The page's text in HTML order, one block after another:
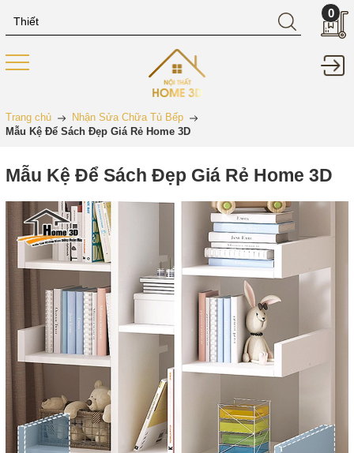
0
Trang chủ
Nhận Sửa Chữa Tủ Bếp
Mẫu Kệ Để Sách Đẹp Giá Rẻ Home 3D
Mẫu Kệ Để Sách Đẹp Giá Rẻ Home 3D